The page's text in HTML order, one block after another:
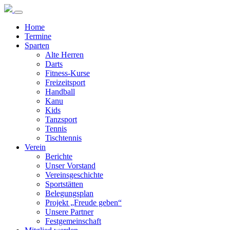
Home
Termine
Sparten
Alte Herren
Darts
Fitness-Kurse
Freizeitsport
Handball
Kanu
Kids
Tanzsport
Tennis
Tischtennis
Verein
Berichte
Unser Vorstand
Vereinsgeschichte
Sportstätten
Belegungsplan
Projekt „Freude geben“
Unsere Partner
Festgemeinschaft